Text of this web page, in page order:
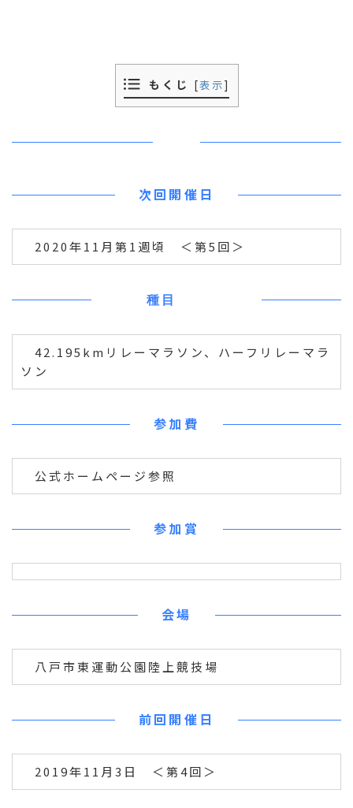
もくじ [表示]
次回開催日
2020年11月第1週頃 ＜第5回＞
種目
42.195kmリレーマラソン、ハーフリレーマラ
ソン
参加費
公式ホームページ参照
参加賞
会場
八戸市東運動公園陸上競技場
前回開催日
2019年11月3日 ＜第4回＞